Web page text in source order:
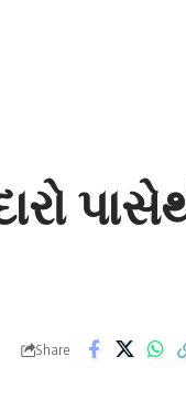
Share